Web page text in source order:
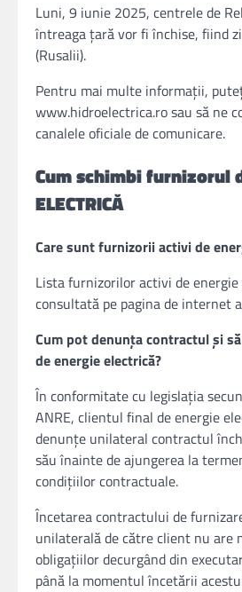
Luni, 9 iunie 2025, centrele de
întreaga țară vor fi închise, fiind
(Rusalii).
Pentru mai multe informații,
www.hidroelectrica.ro sau să ne
canalele oficiale de comunicare.
Cum schimbi furnizorul
ELECTRICĂ
Care sunt furnizorii activi de
Lista furnizorilor activi de
consultată pe pagina de internet
Cum pot denunța contractul și
de energie electrică?
În conformitate cu legislația
ANRE, clientul final de energie
denunţe unilateral contractul
său înainte de ajungerea la
condiţiilor contractuale.
Încetarea contractului de
unilaterală de către client nu are
obligaţiilor decurgând din
până la momentul încetării